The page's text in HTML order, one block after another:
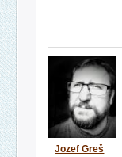
Jozef Greš